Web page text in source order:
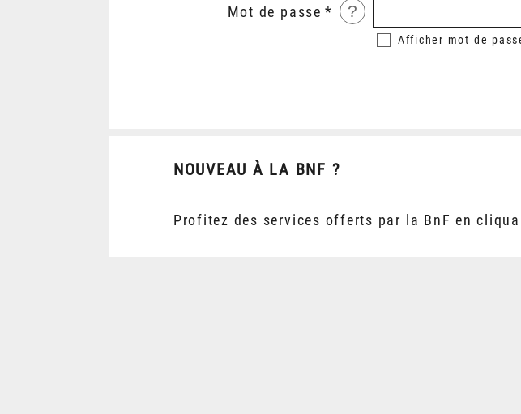
Mot de passe ?
Afficher mot de
NOUVEAU À LA BNF ?
Profitez des services offerts par la BnF en